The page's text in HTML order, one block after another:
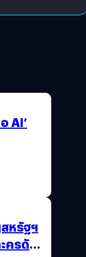
AI’
หรัฐฯ
ครดัง